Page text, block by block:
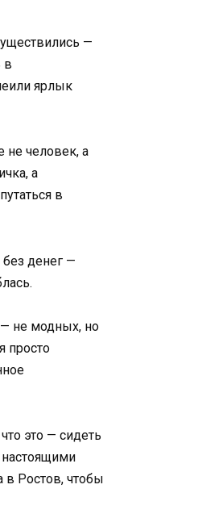
—
в
ярлык
не человек, а
а
в
денег —
не модных, но
просто
это — сидеть
в Ростов, чтобы